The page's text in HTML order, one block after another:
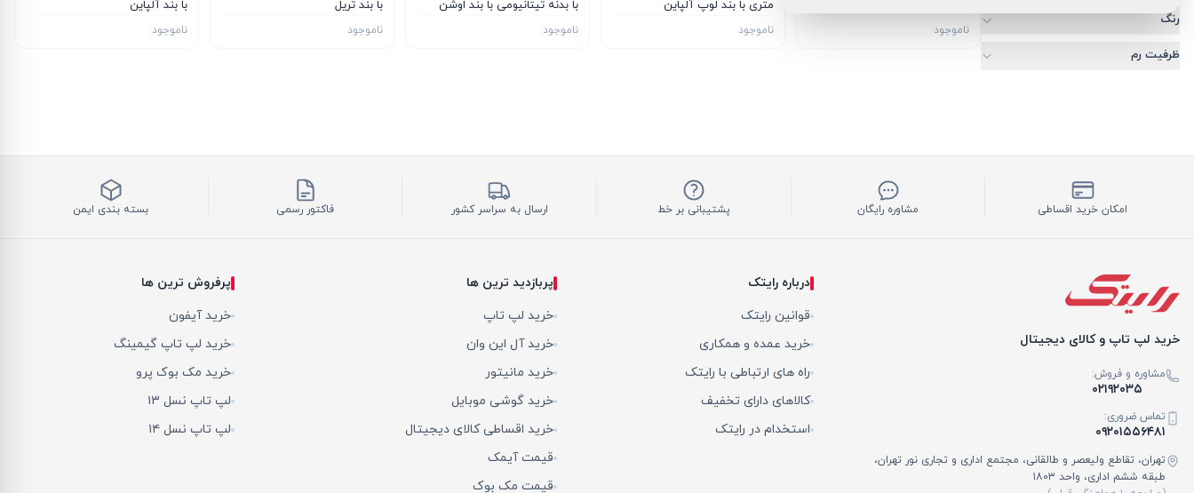
رنگ
ظرفیت رم
تیتانیومی با بند لوپ تریل
ناموجود
متری با بند لوپ آلپاین
ناموجود
با بدنه تیتانیومی با بند اوشن
ناموجود
با بند تریل
ناموجود
با بند آلپاین
ناموجود
امکان خرید اقساطی مشاوره رایگان پشتیبانی بر خط ارسال به سراسر کشور فاکتور رسمی بسته بندی ایمن
خرید لپ تاپ و کالای دیجیتال
مشاوره و فروش:
۰۲۱۹۲۰۳۵
تماس ضروری:
۰۹۲۰۱۵۵۶۴۸۱
تهران، تقاطع ولیعصر و طالقانی، مجتمع اداری و تجاری نور تهران،
طبقه ششم اداری، واحد ۱۸۰۳
درباره رایتک
قوانین رایتک
خرید عمده و همکاری
راه های ارتباطی با رایتک
کالاهای دارای تخفیف
استخدام در رایتک
پربازدید ترین ها
خرید لپ تاپ
خرید آل این وان
خرید مانیتور
خرید گوشی موبایل
خرید اقساطی کالای دیجیتال
قیمت آیمک
قیمت مک بوک
پرفروش ترین ها
خرید آیفون
خرید لپ تاپ گیمینگ
خرید مک بوک پرو
لپ تاپ نسل ۱۳
لپ تاپ نسل ۱۴